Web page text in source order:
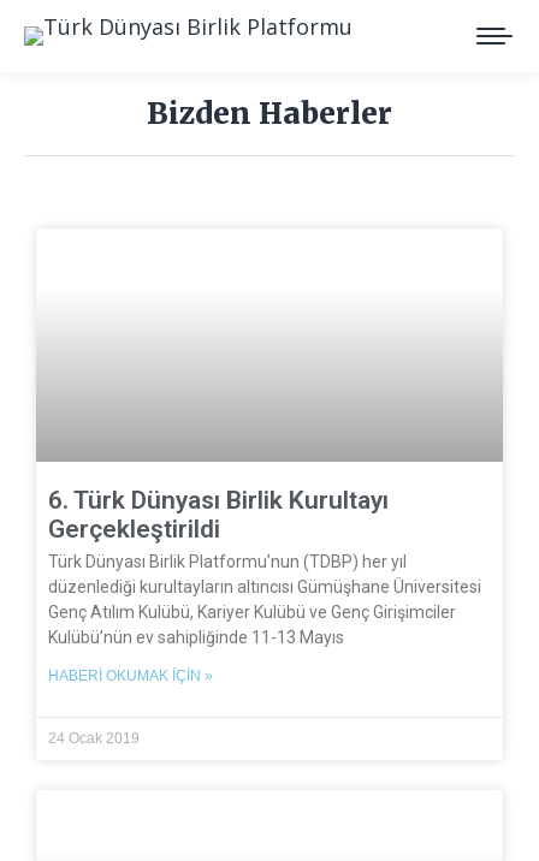
Bizden Haberler
You are here:
6. Türk Dünyası Birlik Kurultayı
Gerçekleştirildi
Türk Dünyası Birlik Platformu’nun (TDBP) her yıl
düzenlediği kurultayların altıncısı Gümüşhane Üniversitesi
Genç Atılım Kulübü, Kariyer Kulübü ve Genç Girişimciler
Kulübü’nün ev sahipliğinde 11-13 Mayıs
HABERI OKUMAK İÇIN »
24 Ocak 2019